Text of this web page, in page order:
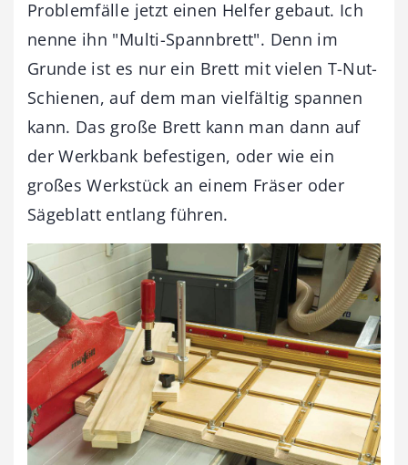
Problemfälle jetzt einen Helfer gebaut. Ich
nenne ihn "Multi-Spannbrett". Denn im
Grunde ist es nur ein Brett mit vielen T-Nut-
Schienen, auf dem man vielfältig spannen
kann. Das große Brett kann man dann auf
der Werkbank befestigen, oder wie ein
großes Werkstück an einem Fräser oder
Sägeblatt entlang führen.